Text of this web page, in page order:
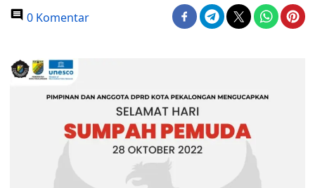
0 Komentar